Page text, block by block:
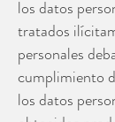
los datos
tratados
personales
cumplimiento
los datos